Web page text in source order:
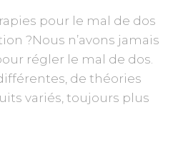
pour le mal de dos
?Nous n’avons jamais
régler le mal de dos.
de théories
variés, toujours plus